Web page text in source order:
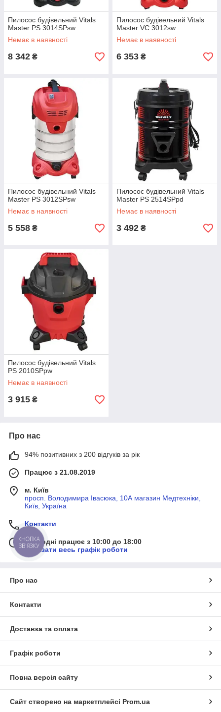
Пилосос будівельний Vitals
Master PS 3014SPsw
Немає в наявності
8 342 ₴
Пилосос будівельний Vitals
Master VC 3012sw
Немає в наявності
6 353 ₴
Пилосос будівельний Vitals
Master PS 3012SPsw
Немає в наявності
5 558 ₴
Пилосос будівельний Vitals
Master PS 2514SPpd
Немає в наявності
3 492 ₴
Пилосос будівельний Vitals
PS 2010SPpw
Немає в наявності
3 915 ₴
Про нас
94% позитивних з 200 відгуків за рік
Працює з 21.08.2019
м. Київ
просп. Володимира Івасюка, 10А магазин Медтехніки,
Київ, Україна
Контакти
Сьогодні працює з 10:00 до 18:00
Показати весь графік роботи
Про нас
Контакти
Доставка та оплата
Графік роботи
Повна версія сайту
Сайт створено на маркетплейсі Prom.ua
КНОПКА
ЗВ'ЯЗКУ